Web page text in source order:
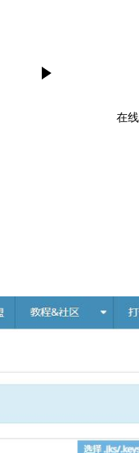
在